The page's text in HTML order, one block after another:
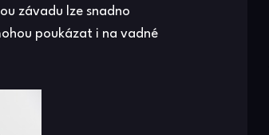
závadu lze snadno
poukázat i na vadné